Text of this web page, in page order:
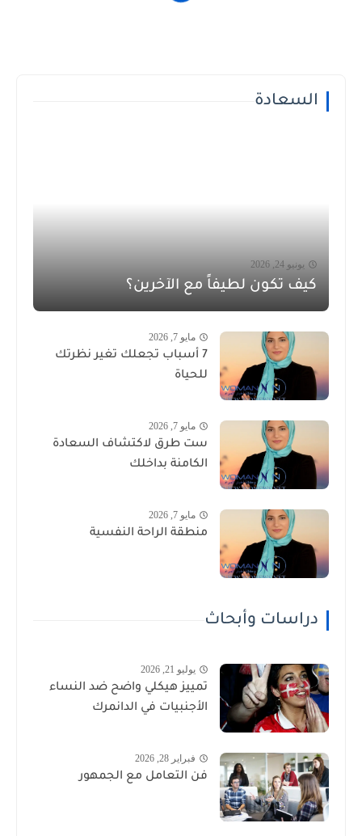
السعادة
يونيو 24, 2026
كيف تكون لطيفاً مع الآخرين؟
مايو 7, 2026
7 أسباب تجعلك تغير نظرتك
للحياة
مايو 7, 2026
ست طرق لاكتشاف السعادة
الكامنة بداخلك
مايو 7, 2026
منطقة الراحة النفسية
دراسات وأبحاث
يوليو 21, 2026
تمييز هيكلي واضح ضد النساء
الأجنبيات في الدانمرك
فبراير 28, 2026
فن التعامل مع الجمهور